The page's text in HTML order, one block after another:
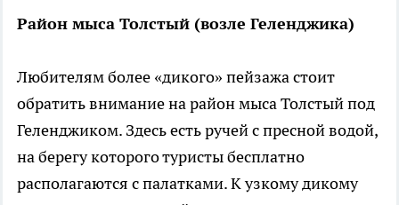
Район мыса Толстый (возле Геленджика)
Любителям более «дикого» пейзажа стоит
обратить внимание на район мыса Толстый под
Геленджиком. Здесь есть ручей с пресной водой,
на берегу которого туристы бесплатно
располагаются с палатками. К узкому дикому